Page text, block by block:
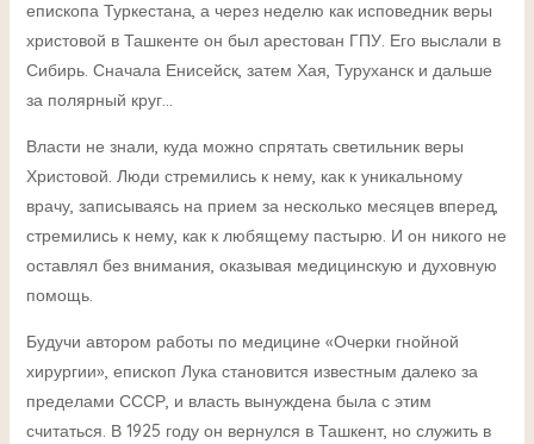
епископа Туркестана, а через неделю как исповедник веры
христовой в Ташкенте он был арестован ГПУ. Его выслали в
Сибирь. Сначала Енисейск, затем Хая, Туруханск и дальше
за полярный круг…
Власти не знали, куда можно спрятать светильник веры
Христовой. Люди стремились к нему, как к уникальному
врачу, записываясь на прием за несколько месяцев вперед,
стремились к нему, как к любящему пастырю. И он никого не
оставлял без внимания, оказывая медицинскую и духовную
помощь.
Будучи автором работы по медицине «Очерки гнойной
хирургии», епископ Лука становится известным далеко за
пределами СССР, и власть вынуждена была с этим
считаться. В 1925 году он вернулся в Ташкент, но служить в